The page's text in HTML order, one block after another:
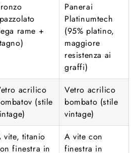
rame +
Panerai
Platinumtech
(95% platino,
maggiore
resistenza ai
graffi)
acrilico
(stile
Vetro acrilico
bombato (stile
vintage)
vite, titanio
finestra in
A vite con
finestra in